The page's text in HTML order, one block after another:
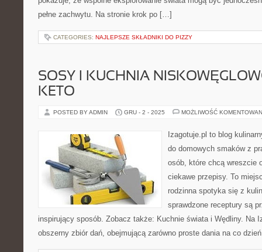
pełne zachwytu. Na stronie krok po […]
CATEGORIES: NAJLEPSZE SKŁADNIKI DO PIZZY
SOSY I KUCHNIA
KETO
POSTED BY ADMIN GRU - 2 - 2025 MOŻLIWOŚĆ
Izagotuje.pl to blog
do domowych smaków z
osób, które chcą wreszcie
ciekawe przepisy. To
rodzinna spotyka się z
sprawdzone receptury są
inspirujący sposób. Zobacz także: Kuchnie świata i Wędliny. Na
obszerny zbiór dań, obejmującą zarówno proste dania na co